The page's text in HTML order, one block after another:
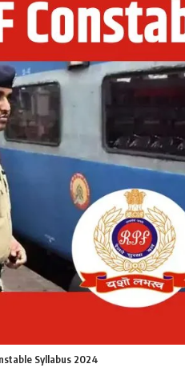
Syllabus 2024